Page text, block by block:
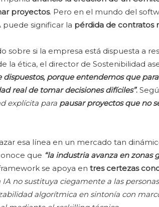
proyectos. Pero en el mundo del
puede significar la pérdida de contratos
sobre si la empresa está dispuesta a
la ética, el director de Sostenibilidad
porque entendemos que
real de tomar decisiones difíciles”.
explícita para pausar proyectos que no
esa línea en un mercado tan
que “la industria avanza en zonas
se apoya en tres certezas
no sustituya ciegamente a las
algorítmica en sintonía con